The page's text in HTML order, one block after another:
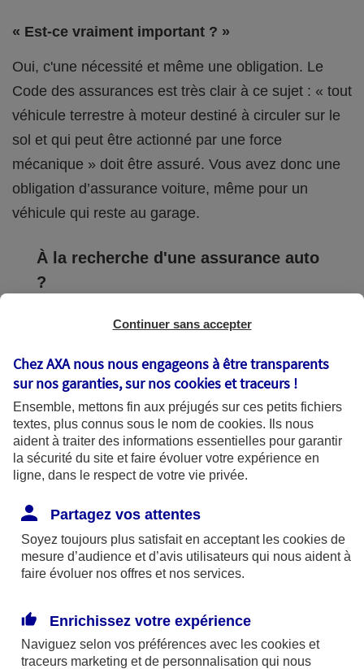
« Est-ce vraiment important ? »
Oui, c'une nécessité et même une obligation. Le
Code des assurances est très clair à ce sujet : « tout
véhicule terrestre à moteur destiné à circuler sur le
sol et qui peut être actionné par une force
mécanique » doit être assuré. Vous avez donc une
obligation d’assurance voiture, même pour un
véhicule qui reste au garage.
À la recherche d'une assurance auto
?
Vous cherchez à souscrire une
raisonnable ? Consultez nos tarifs en un
clic.
Obtenir un tarif
au garage ou au parking qui ne roule pas ? »
Oui, même dans ce cas, elle doit être assurée. Les
raisons de l’assurer ne manquent d’ailleurs pas :
d’une explosion à cause de la batterie ou du
carburant dans le réservoir. Elle peut aussi être
Continuer sans accepter
Chez AXA nous nous engageons à être transparents
sur nos garanties, sur noscookies et traceurs !
Ensemble, mettons fin aux préjugés sur ces petits fichiers
textes, plus connus sous le nom de cookies. Ils nous
aident à traiter des informations essentielles pour garantir
la sécurité du site et faire évoluer votre expérience en
ligne, dans le respect de votre vie privée.
Partagez vos attentes
Soyez toujours plus satisfait en acceptant les cookies de
mesure d’audience et d’avis utilisateurs qui nous aident à
faire évoluer nos offres et nos services.
Enrichissez votre expérience
Naviguez selon vos préférences avec les cookies et
traceurs marketing et de personnalisation qui nous